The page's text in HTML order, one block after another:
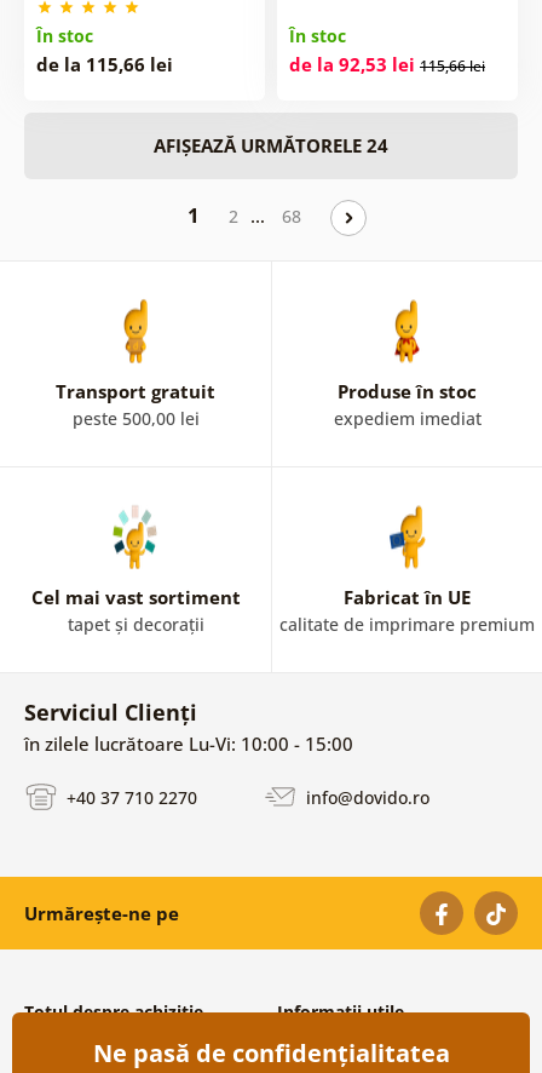
În stoc
de la 115,66 lei
În stoc
de la 92,53 lei 115,66 lei
AFIȘEAZĂ URMĂTORELE 24
1 2 … 68
Transport gratuit
peste 500,00 lei
Produse în stoc
expediem imediat
Cel mai vast sortiment
tapet și decorații
Fabricat în UE
calitate de imprimare premium
Serviciul Clienți
în zilele lucrătoare Lu-Vi: 10:00 - 15:00
+40 37 710 2270 info@dovido.ro
Urmărește-ne pe
Totul despre achiziție
Condiții și termeni generali
Informații utile
Despre noi
Ne pasă de confidențialitatea